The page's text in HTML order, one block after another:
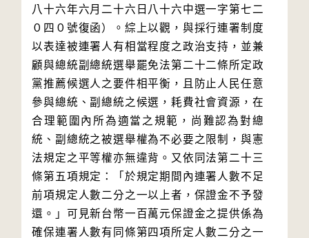
八十六年六月二十六日八十六中選一字第七二
０四０號復函）。綜上以觀，與採行連署制度
以表達被連署人有相當程度之政治支持，並兼
顧與總統副總統選舉罷免法第二十二條所定政
黨推薦候選人之要件相平衡，且防止人民任意
參與總統、副總統之候選，耗費社會資源，在
合理範圍內所為適當之規範，尚難認為對總
統、副總統之被選舉權為不必要之限制，與憲
法規定之平等權亦無違背。又依同法第二十三
條第五項規定：「於規定期間內連署人數不足
前項規定人數二分之一以上者，保證金不予發
還。」可見新台幣一百萬元保證金之提供係為
確保連署人數有同條第四項所定人數二分之一